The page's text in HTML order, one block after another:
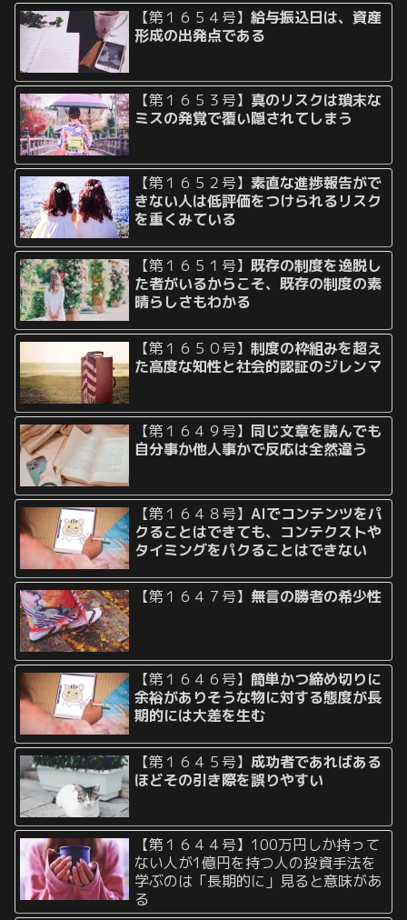
【第１６５４号】給与振込日は、資産
形成の出発点である
【第１６５３号】 真のリスクは瑣末な
ミスの発覚で覆い隠されてしまう
【第１６５２号】素直な進捗報告がで
きない人は低評価をつけられるリスク
を重くみている
【第１６５１号】既存の制度を逸脱し
た者がいるからこそ、既存の制度の素
晴らしさもわかる
【第１６５０号】制度の枠組みを超え
た高度な知性と社会的認証のジレンマ
【第１６４９号】 同じ文章を読んでも
自分事か他人事かで反応は全然違う
【第１６４８号】AIでコンテンツをパ
クることはできても、コンテクストや
タイミングをパクることはできない
【第１６４７号】 無言の勝者の希少性
【第１６４６号】簡単かつ締め切りに
余裕がありそうな物に対する態度が長
期的には大差を生む
【第１６４５号】成功者であればある
ほどその引き際を誤りやすい
【第１６４４号】100万円しか持って
ない人が1億円を持つ人の投資手法を
学ぶのは「長期的に」見ると意味があ
る